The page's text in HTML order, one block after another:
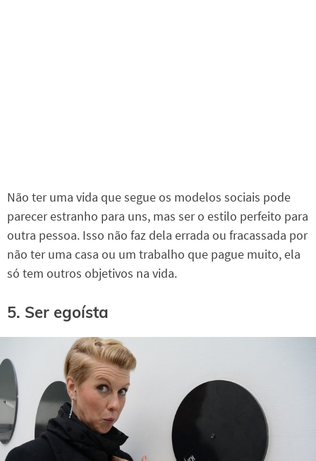
Não ter uma vida que segue os modelos sociais pode
parecer estranho para uns, mas ser o estilo perfeito para
outra pessoa. Isso não faz dela errada ou fracassada por
não ter uma casa ou um trabalho que pague muito, ela
só tem outros objetivos na vida.
5. Ser egoísta